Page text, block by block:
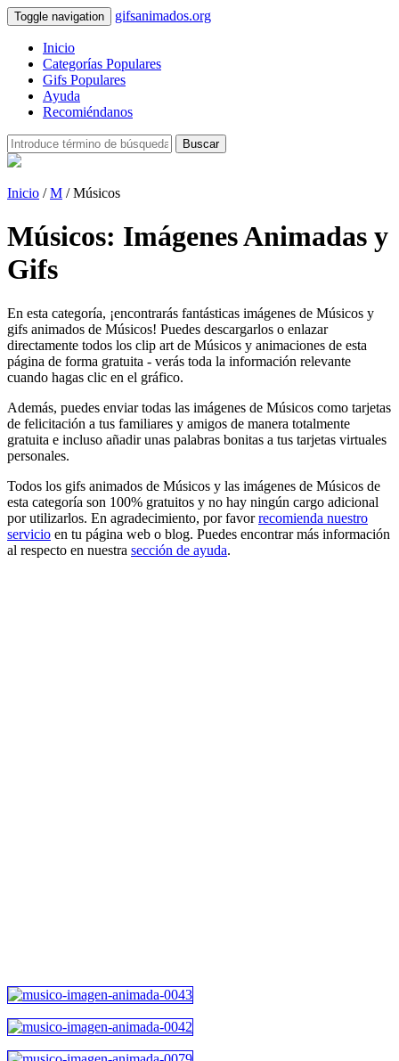
Toggle navigation gifsanimados.org
Inicio
Categorías Populares
Gifs Populares
Ayuda
Recomiéndanos
Buscar
Inicio /M / Músicos
Músicos: Imágenes Animadas y
Gifs
En esta categoría, ¡encontrarás fantásticas imágenes de Músicos y
gifs animados de Músicos! Puedes descargarlos o enlazar
directamente todos los clip art de Músicos y animaciones de esta
página de forma gratuita - verás toda la información relevante
cuando hagas clic en el gráfico.
Además, puedes enviar todas las imágenes de Músicos como tarjetas
de felicitación a tus familiares y amigos de manera totalmente
gratuita e incluso añadir unas palabras bonitas a tus tarjetas virtuales
personales.
Todos los gifs animados de Músicos y las imágenes de Músicos de
esta categoría son 100% gratuitos y no hay ningún cargo adicional
por utilizarlos. En agradecimiento, por favorrecomienda nuestro
servicio en tu página web o blog. Puedes encontrar más información
al respecto en nuestra sección de ayuda.